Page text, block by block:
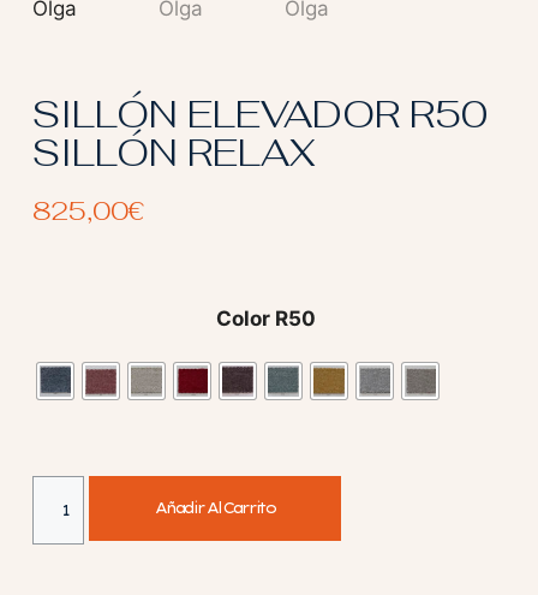
SILLÓN ELEVADOR R50
SILLÓN RELAX
825,00€
Color R50
Añadir Al Carrito